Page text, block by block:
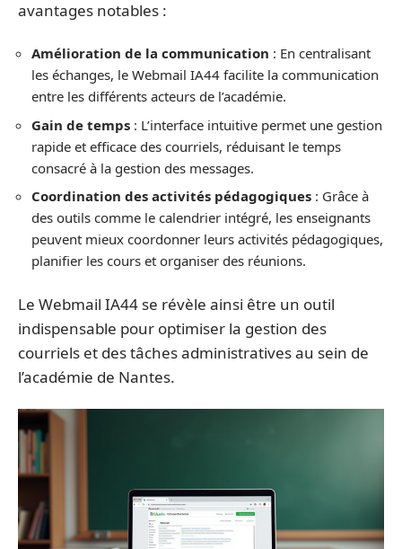
avantages notables :
Amélioration de la communication : En centralisant
les échanges, le Webmail IA44 facilite la communication
entre les différents acteurs de l’académie.
Gain de temps : L’interface intuitive permet une gestion
rapide et efficace des courriels, réduisant le temps
consacré à la gestion des messages.
Coordination des activités pédagogiques : Grâce à
des outils comme le calendrier intégré, les enseignants
peuvent mieux coordonner leurs activités pédagogiques,
planifier les cours et organiser des réunions.
Le Webmail IA44 se révèle ainsi être un outil
indispensable pour optimiser la gestion des
courriels et des tâches administratives au sein de
l’académie de Nantes.